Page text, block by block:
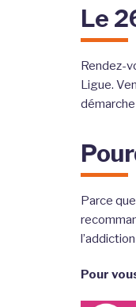
Le
Rendez-
Ligue.
Parce
Pour